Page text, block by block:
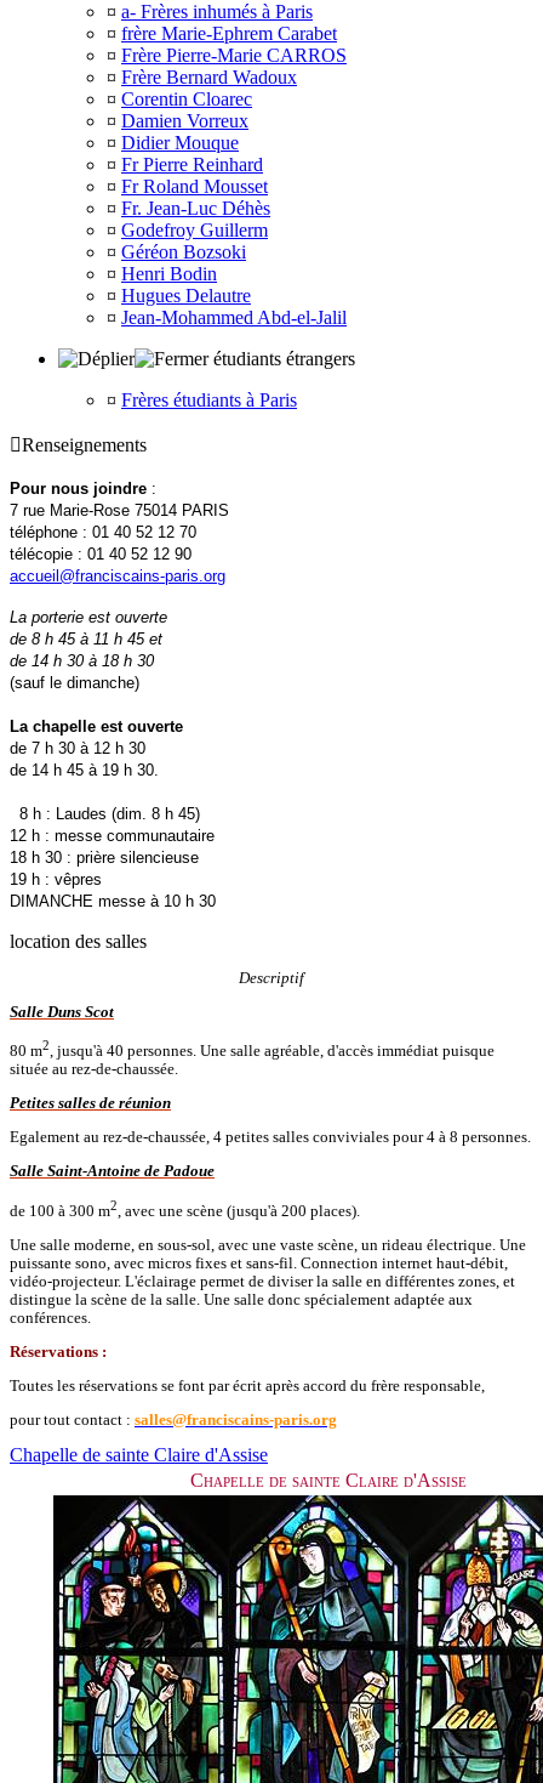
¤ a- Frères inhumés à Paris
¤ frère Marie-Ephrem Carabet
¤ Frère Pierre-Marie CARROS
¤ Frère Bernard Wadoux
¤ Corentin Cloarec
¤ Damien Vorreux
¤ Didier Mouque
¤ Fr Pierre Reinhard
¤ Fr Roland Mousset
¤ Fr. Jean-Luc Déhès
¤ Godefroy Guillerm
¤ Géréon Bozsoki
¤ Henri Bodin
¤ Hugues Delautre
¤ Jean-Mohammed Abd-el-Jalil
étudiants étrangers
¤ Frères étudiants à Paris
Renseignements
Pour nous joindre :
7 rue Marie-Rose 75014 PARIS
téléphone : 01 40 52 12 70
télécopie : 01 40 52 12 90
accueil@franciscains-paris.org
La porterie est ouverte
de 8 h 45 à 11 h 45 et
de 14 h 30 à 18 h 30
(sauf le dimanche)
La chapelle est ouverte
de 7 h 30 à 12 h 30
de 14 h 45 à 19 h 30.
8 h : Laudes (dim. 8 h 45)
12 h : messe communautaire
18 h 30 : prière silencieuse
19 h : vêpres
DIMANCHE messe à 10 h 30
location des salles
Descriptif
Salle Duns Scot
80 m2, jusqu'à 40 personnes. Une salle agréable, d'accès immédiat puisque
située au rez-de-chaussée.
Petites salles de réunion
Egalement au rez-de-chaussée, 4 petites salles conviviales pour 4 à 8 personnes.
Salle Saint-Antoine de Padoue
de 100 à 300 m2 , avec une scène (jusqu'à 200 places).
Une salle moderne, en sous-sol, avec une vaste scène, un rideau électrique. Une
puissante sono, avec micros fixes et sans-fil. Connection internet haut-débit,
vidéo-projecteur. L'éclairage permet de diviser la salle en différentes zones, et
distingue la scène de la salle. Une salle donc spécialement adaptée aux
conférences.
Réservations :
Toutes les réservations se font par écrit après accord du frère responsable,
pour tout contact : salles@franciscains-paris.org
Chapelle de sainte Claire d'Assise
Chapelle de sainte Claire d'Assise